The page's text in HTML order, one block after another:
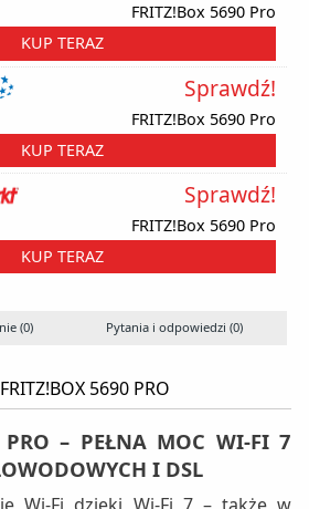
FRITZ!Box 5690 Pro
KUP TERAZ
FRITZ!Box 5690 Pro
Sprawdź!
KUP TERAZ
FRITZ!Box 5690 Pro
Sprawdź!
KUP TERAZ
(0) Pytania i odpowiedzi (0)
5690 PRO
PRO – PEŁNA MOC WI-FI 7
I DSL